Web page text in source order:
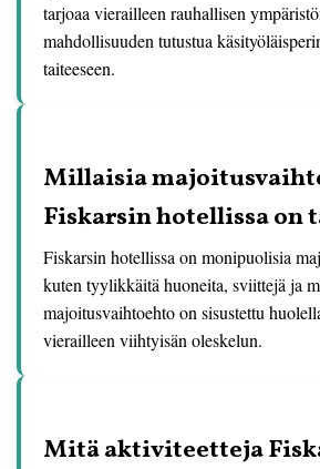
tarjoaa vierailleen rauhallisen
mahdollisuuden tutustua
taiteeseen.
Millaisia
Fiskarsin hotellissa on
Fiskarsin hotellissa on monipuolisia
kuten tyylikkäitä huoneita, sviittejä ja
majoitusvaihtoehto on sisustettu
vierailleen viihtyisän oleskelun.
Mitä aktiviteetteja